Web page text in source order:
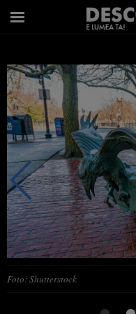
Foto: Shutterstock